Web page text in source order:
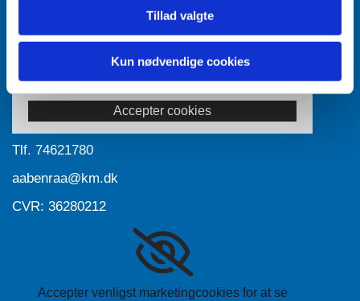
Tillad valgte
Kun nødvendige cookies
Accepter venligst marketingcookies for at se
dette indhold.
Accepter cookies
Tlf. 74621780
aabenraa@km.dk
CVR: 36280212
Accepter venligst marketingcookies for at se